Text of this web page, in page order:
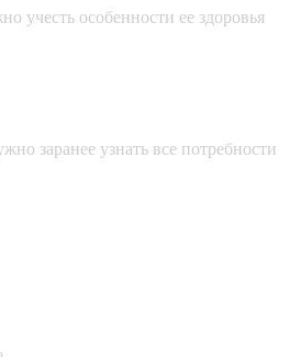
учесть особенности ее здоровья
заранее узнать все потребности